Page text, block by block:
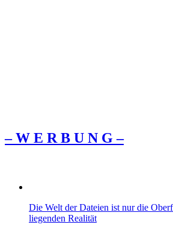
– W Ε R Β U Ν G –
Die Welt der Dateien ist nur die
liegenden Realität